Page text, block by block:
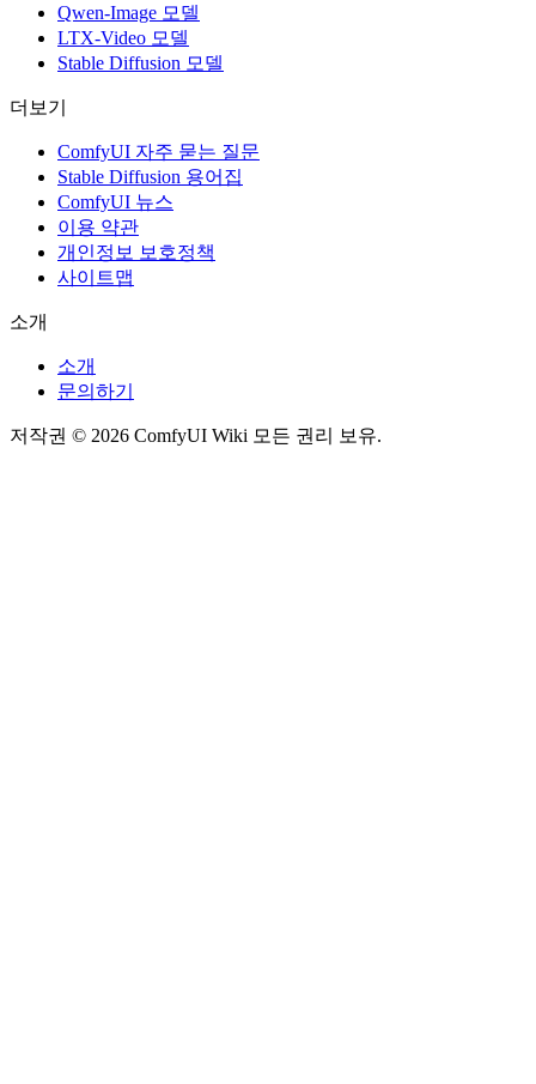
Qwen-Image 모델
LTX-Video 모델
Stable Diffusion 모델
더보기
ComfyUI 자주 묻는 질문
Stable Diffusion 용어집
ComfyUI 뉴스
이용 약관
개인정보 보호정책
사이트맵
소개
소개
문의하기
저작권 © 2026 ComfyUI Wiki 모든 권리 보유.